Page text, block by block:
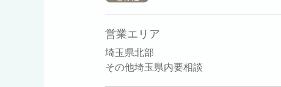
営業エリア
埼玉県北部
その他埼玉県内要相談